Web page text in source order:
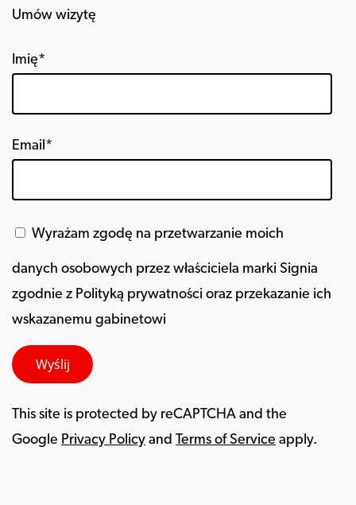
Umów wizytę
Imię*
Email*
Wyrażam zgodę na przetwarzanie moich
danych osobowych przez właściciela marki Signia
zgodnie z Polityką prywatności oraz przekazanie ich
wskazanemu gabinetowi
This site is protected by reCAPTCHA and the
Google Privacy Policy and Terms of Service apply.